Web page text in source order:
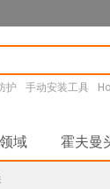
护 手动安装工具
域 霍夫曼